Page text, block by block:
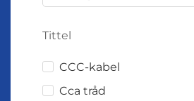
Tittel
CCC-kabel
Cca tråd